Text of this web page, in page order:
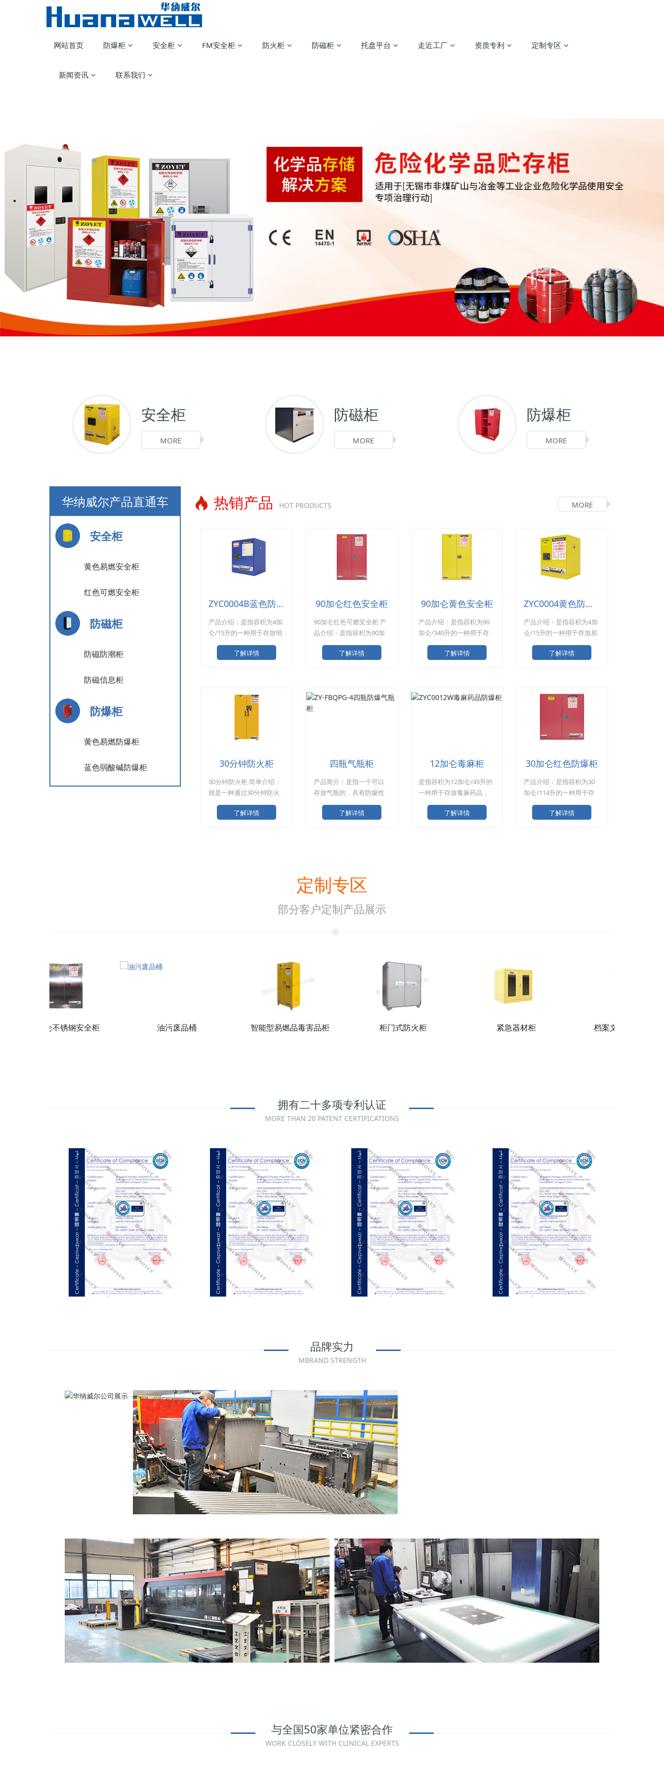
网站首页 防爆柜 安全柜 FM安全柜 防火柜 防磁柜 托盘平台 走近工厂 资质专利 定制专区
新闻资讯 联系我们
安全柜
MORE
防磁柜
MORE
防爆柜
MORE
华纳威尔产品直通车
安全柜
黄色易燃安全柜
红色可燃安全柜
防磁柜
防磁防潮柜
防磁信息柜
防爆柜
黄色易燃防爆柜
蓝色弱酸碱防爆柜
热销产品 HOT PRODUCTS MORE
ZYC0004B蓝色防爆柜
产品介绍：是指容积为4加
仑/15升的一种用于存放弱
腐蚀性液体的蓝色防爆
柜。 产品规格：
质：选用优质冷轧钢板，
了解详情
90加仑红色安全柜
90加仑红色可燃安全柜 产
品介绍：是指容积为90加
仑/340升的一种用于存放
可燃液体的红色安全柜。
可调节层板：2块 门板类
了解详情
90加仑黄色安全柜
产品介绍：是指容积为90
加仑/340升的一种用于存
放易燃液体的黄色安全
柜。 产品规格：
示 材质：选用优质冷轧钢
了解详情
ZYC0004黄色防爆柜
产品介绍：是指容积为4加
仑/15升的一种用于存放易
燃液体的黄色防爆柜。 产
品规格：
品材质：选用优质冷轧钢
了解详情
30分钟防火柜
30分钟防火柜 简单介绍：
就是一种通过30分钟防火
测试的，采用特制CFM防
火材质构成的，用于储存
了解详情
四瓶气瓶柜
产品简介：是指一个可以
存放气瓶的，具有防爆性
能的钢制柜体。 防爆气瓶
柜简介； 产品尺寸：
了解详情
12加仑毒麻柜
是指容积为12加仑/45升的
一种用于存放毒麻药品，
精神药品等有毒药品的防
了解详情
30加仑红色防爆柜
产品介绍：是指容积为30
加仑/114升的一种用于存
放可燃液体的红色防爆
柜。 产品名称：30加仑红
了解详情
定制专区
部分客户定制产品展示
45加仑不锈钢安全柜 油污废品桶 智能型易燃品毒害品柜 柜门式防火柜 紧急器材柜 档案文件图书消毒柜
拥有二十多项专利认证
MORE THAN 20 PATENT CERTIFICATIONS
品牌实力
MBRAND STRENGTH
与全国50家单位紧密合作
WORK CLOSELY WITH CLINICAL EXPERTS